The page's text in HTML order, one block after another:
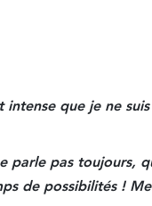
intense que je ne
parle pas toujours,
de possibilités !